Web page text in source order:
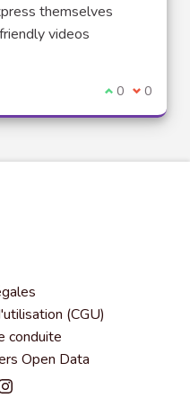
themselves
videos
Je suis
0 Je ne
0
(CGU)
conduite
Open Data
citoyenne étudiante
citoyenne